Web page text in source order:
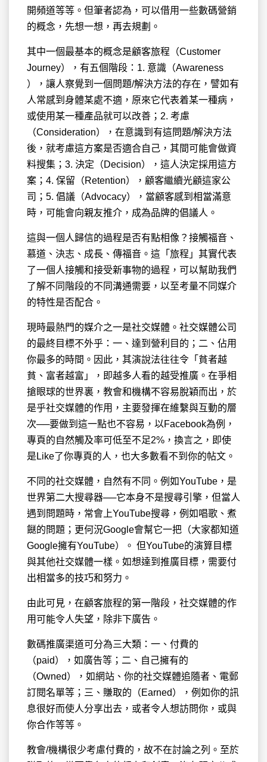
開頻道等等。但筆者認為，可以借用一些數碼營銷
的概念，先想一想，再去規劃。
其中一個最基本的概念是顧客旅程（Customer
Journey），有五個階段：1. 意識（Awareness
），讓人察覺到一個問題/解決方法的存在，譬如有
人常感到身體某處不適，原來它代表着某一種病，
或使用某一種產品就可以改善；2. 考慮
（Consideration），在意識到有這問題/解決方法
後，就考慮這方案是否適合自己，其間可能會做資
料搜集；3. 決定（Decision），這人決定採用這方
案；4. 保留（Retention），顧客繼續光顧這家公
司；5. 倡議（Advocacy），當顧客感到相當滿意
時，可能會向親友推介，成為品牌的倡議人。
這與一個人歸信的過程是否有點相像？接觸福音、
慕道、決志、成長、傳福音。這「旅程」其實代表
了一個人接觸和接受新事物的過程，可以幫助我們
了解不同階段的不同溝通需要，以至考量不同媒介
的特性是否配合。
現時最熱門的媒介之一是社交媒體。社交媒體公司
的最終目標不外乎：一、達到營利目的；二、佔用
你最多的時間。因此，其演說法往往令「貧者越
貧、富者越富」，即越多人看的越受推廣。在爭相
搶眼球的世界裏，教會和機構不容易脫穎而出，於
是乎社交媒體的作用，主要發揮在維繫與互動的層
次──要做到這一點也不容易，以Facebook為例，
專頁的自然觸及率可低至不足2%，換言之，即使
是Like了你專頁的人，也大多數看不到你的帖文。
不同的社交媒體，自然有不同。例如YouTube，是
世界第二大搜尋器──它本身不是搜尋引擎，但當人
遇到問題時，常會上YouTube搜尋，例如唱歌、煮
餸的問題；更何況Google會幫它一把（大家都知道
Google擁有YouTube）。 但YouTube的演算目標
與其他社交媒體一樣。如想達到推廣目標，需要付
出相當多的技巧和努力。
由此可見，在顧客旅程的第一階段，社交媒體的作
用可能令人失望，除非下廣告。
數碼推廣渠道可分為三大類：一、付費的
（paid），如廣告等；二、自己擁有的
（Owned），如網站、你的社交媒體追隨者、電郵
訂閱名單等；三、賺取的（Earned），例如你的訊
息很好而使人分享出去，或者令人想訪問你，或與
你合作等等。
教會/機構很少考慮付費的，故不在討論之列。至於